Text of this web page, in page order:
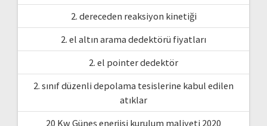
2. dereceden reaksiyon kinetiği
2. el altın arama dedektörü fiyatları
2. el pointer dedektör
2. sınıf düzenli depolama tesislerine kabul edilen
atıklar
20 Kw Güneş enerjisi kurulum maliyeti 2020